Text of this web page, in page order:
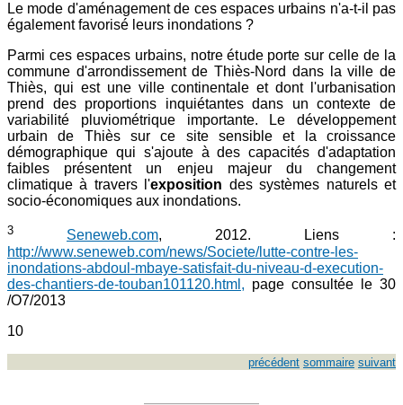
Le mode d'aménagement de ces espaces urbains n'a-t-il pas
également favorisé leurs inondations ?
Parmi ces espaces urbains, notre étude porte sur celle de la
commune d'arrondissement de Thiès-Nord dans la ville de
Thiès, qui est une ville continentale et dont l'urbanisation
prend des proportions inquiétantes dans un contexte de
variabilité pluviométrique importante. Le développement
urbain de Thiès sur ce site sensible et la croissance
démographique qui s'ajoute à des capacités d'adaptation
faibles présentent un enjeu majeur du changement
climatique à travers l'exposition des systèmes naturels et
socio-économiques aux inondations.
3 Seneweb.com, 2012. Liens :
http://www.seneweb.com/news/Societe/lutte-contre-les-
inondations-abdoul-mbaye-satisfait-du-niveau-d-execution-
des-chantiers-de-touban101120.html, page consultée le 30
/O7/2013
10
précédent sommaire suivant